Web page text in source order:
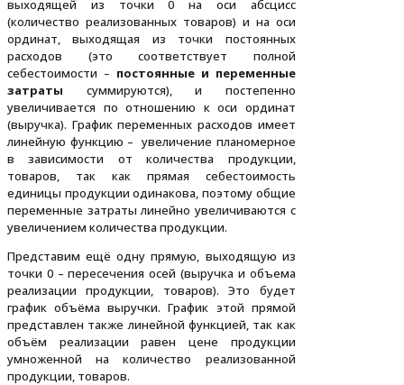
выходящей из точки 0 на оси абсцисс
(количество реализованных товаров) и на оси
ординат, выходящая из точки постоянных
расходов (это соответствует полной
себестоимости – постоянные и переменные
затраты суммируются), и постепенно
увеличивается по отношению к оси ординат
(выручка). График переменных расходов имеет
линейную функцию – увеличение планомерное
в зависимости от количества продукции,
товаров, так как прямая себестоимость
единицы продукции одинакова, поэтому общие
переменные затраты линейно увеличиваются с
увеличением количества продукции.
Представим ещё одну прямую, выходящую из
точки 0 – пересечения осей (выручка и объема
реализации продукции, товаров). Это будет
график объёма выручки. График этой прямой
представлен также линейной функцией, так как
объём реализации равен цене продукции
умноженной на количество реализованной
продукции, товаров.